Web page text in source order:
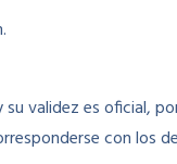
validez es oficial,
con los